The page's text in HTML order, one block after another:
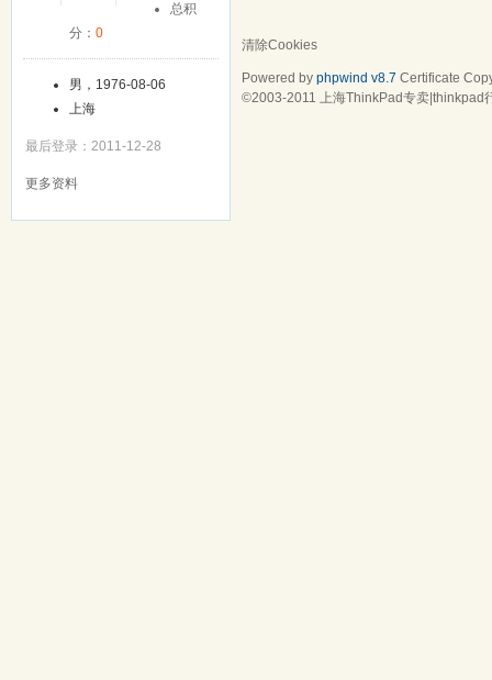
总积
分： 0
男，1976-08-06
上海
最后登录：2011-12-28
更多资料
清除Cookies
Powered by phpwind v8.7 Certificate
©2003-2011 上海ThinkPad专卖|thinkpad